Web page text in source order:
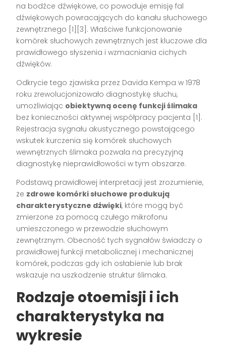
na bodźce dźwiękowe, co powoduje emisję fal
dźwiękowych powracających do kanału słuchowego
zewnętrznego [1][3]. Właściwe funkcjonowanie
komórek słuchowych zewnętrznych jest kluczowe dla
prawidłowego słyszenia i wzmacniania cichych
dźwięków.
Odkrycie tego zjawiska przez Davida Kempa w 1978
roku zrewolucjonizowało diagnostykę słuchu,
umożliwiając obiektywną ocenę funkcji ślimaka
bez konieczności aktywnej współpracy pacjenta [1].
Rejestracja sygnału akustycznego powstającego
wskutek kurczenia się komórek słuchowych
wewnętrznych ślimaka pozwala na precyzyjną
diagnostykę nieprawidłowości w tym obszarze.
Podstawą prawidłowej interpretacji jest zrozumienie,
że zdrowe komórki słuchowe produkują
charakterystyczne dźwięki, które mogą być
zmierzone za pomocą czułego mikrofonu
umieszczonego w przewodzie słuchowym
zewnętrznym. Obecność tych sygnałów świadczy o
prawidłowej funkcji metabolicznej i mechanicznej
komórek, podczas gdy ich osłabienie lub brak
wskazuje na uszkodzenie struktur ślimaka.
Rodzaje otoemisji i ich
charakterystyka na
wykresie